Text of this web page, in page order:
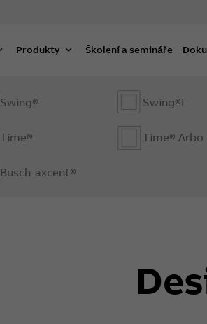
Produkty Školení a semináře
Swing® Swing®L
Time® Time® Arbo
Busch-axcent®